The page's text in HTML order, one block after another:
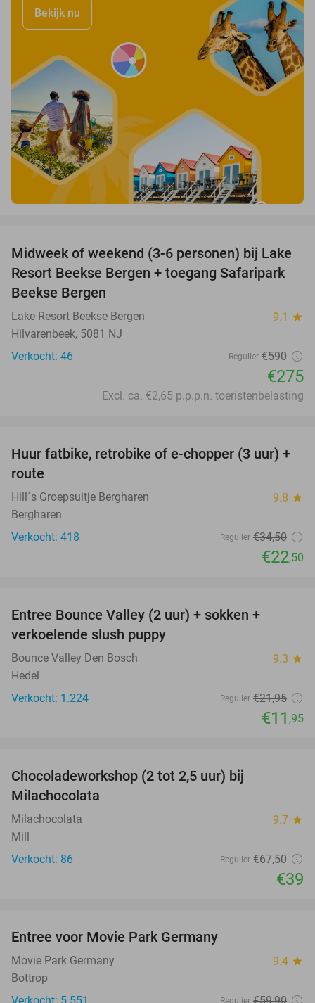
Bekijk nu
53%
Midweek of weekend (3-6 personen) bij Lake
Resort Beekse Bergen + toegang Safaripark
Beekse Bergen
Lake Resort Beekse Bergen 9.1 star
Hilvarenbeek, 5081 NJ
Verkocht: 46
Regulier €590
€275
Excl. ca. €2,65 p.p.p.n. toeristenbelasting
35%
Huur fatbike, retrobike of e-chopper (3 uur) +
route
Hill´s Groepsuitje Bergharen 9.8 star
Bergharen
Verkocht: 418
Regulier €34,50
€22,50
Entree Bounce Valley (2 uur) + sokken +
verkoelende slush puppy
Bounce Valley Den Bosch 9.3 star
Hedel
Verkocht: 1.224
Regulier €21,95
€11 ,95
Chocoladeworkshop (2 tot 2,5 uur) bij
Milachocolata
Milachocolata 9.7 star
Mill
Verkocht: 86
Regulier €67,50
€39
Entree voor Movie Park Germany
Movie Park Germany 9.4 star
Bottrop
Regulier